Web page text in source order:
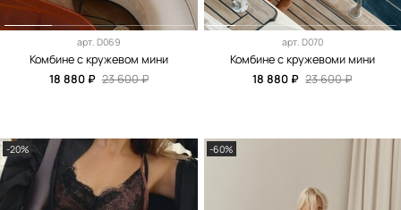
арт. D069
Комбине с кружевом мини
18 880 ₽ 23 600 ₽
арт. D070
Комбине с кружевоми мини
18 880 ₽ 23 600 ₽
-20% -60%